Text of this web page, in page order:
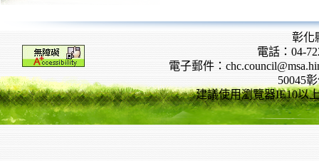
彰化
電話：04-
電子郵件：
50045
建議使用瀏覽器IE10以